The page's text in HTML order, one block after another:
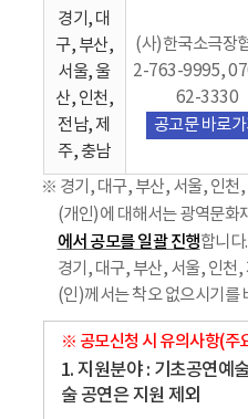
경기, 대
구, 부산,
서울, 울
산, 인천,
전남, 제
주, 충남
(사)한국소극장
2-763-9995,
62-3330
공고문 바로가
※ 경기, 대구, 부산, 서울, 인천,
(개인)에 대해서는 광역문화
에서 공모를 일괄 진행합니다.
경기, 대구, 부산, 서울, 인천,
(인)께서는 착오 없으시기를
※ 공모신청 시 유의사항(주
1. 지원분야 : 기초공연예
술 공연은 지원 제외